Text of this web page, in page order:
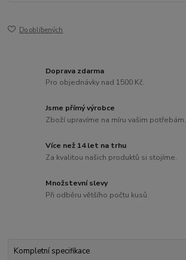
Do oblíbených
Doprava zdarma
Pro objednávky nad 1500 Kč.
Jsme přímý výrobce
Zboží upravíme na míru vašim potřebám.
Více než 14 let na trhu
Za kvalitou našich produktů si stojíme.
Množstevní slevy
Při odběru většího počtu kusů.
Kompletní specifikace